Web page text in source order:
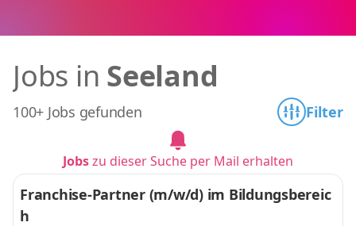
Jobs in Seeland
100+ Jobs gefunden Filter
Jobszu dieser Suche per Mail erhalten
Franchise-Partner (m/w/d) im Bildungsbereic
h